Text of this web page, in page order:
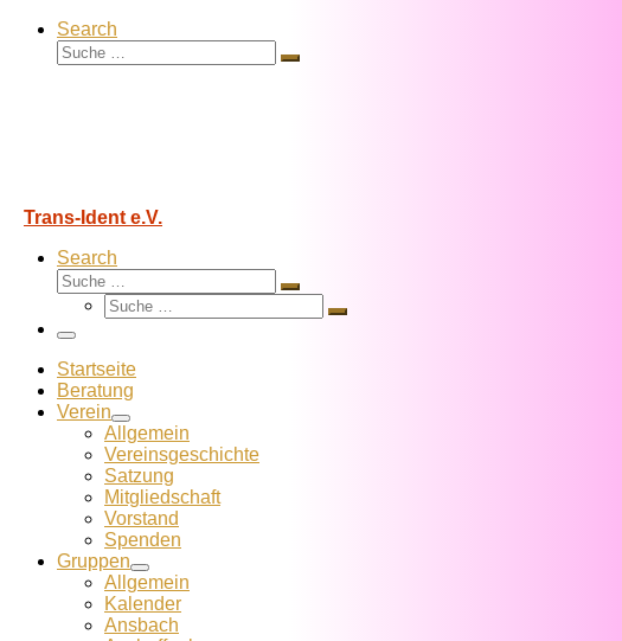
Search
Suche
Suche
Trans-Ident e.V.
Search
Suche
Suche
Suche
Suche
Menü
Startseite
Beratung
Verein
Allgemein
Vereins­geschichte
Satzung
Mitglied­schaft
Vorstand
Spenden
Gruppen
Allgemein
Kalender
Ansbach